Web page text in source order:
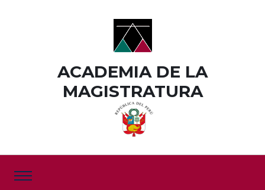
ACADEMIA DE LA
MAGISTRATURA